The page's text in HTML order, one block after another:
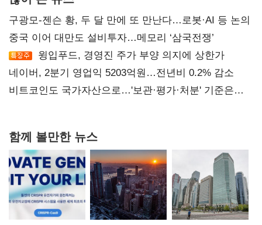
구광모-젠슨 황, 두 달 만에 또 만난다…로봇·AI 등 논의
중국 이어 대만도 설비투자…메모리 ‘삼국전쟁’
윙입푸드, 경영진 주가 부양 의지에 상한가
네이버, 2분기 영업익 5203억원…전년비 0.2% 감소
비트코인도 국가자산으로…'보관·평가·처분' 기준은
함께 볼만한 뉴스